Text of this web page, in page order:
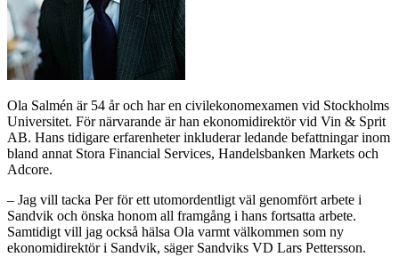
Ola Salmén är 54 år och har en civilekonomexamen vid Stockholms
Universitet. För närvarande är han ekonomidirektör vid Vin & Sprit
AB. Hans tidigare erfarenheter inkluderar ledande befattningar inom
bland annat Stora Financial Services, Handelsbanken Markets och
Adcore.
– Jag vill tacka Per för ett utomordentligt väl genomfört arbete i
Sandvik och önska honom all framgång i hans fortsatta arbete.
Samtidigt vill jag också hälsa Ola varmt välkommen som ny
ekonomidirektör i Sandvik, säger Sandviks VD Lars Pettersson.